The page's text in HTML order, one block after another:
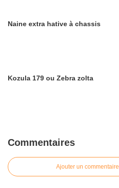
Naine extra hative à chassis
Kozula 179 ou Zebra zolta
Commentaires
Ajouter un commentaire